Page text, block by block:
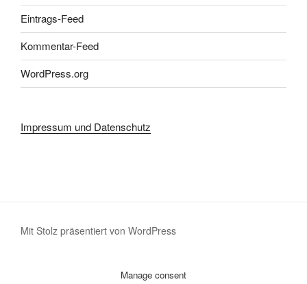
Eintrags-Feed
Kommentar-Feed
WordPress.org
Impressum und Datenschutz
Mit Stolz präsentiert von WordPress
Manage consent